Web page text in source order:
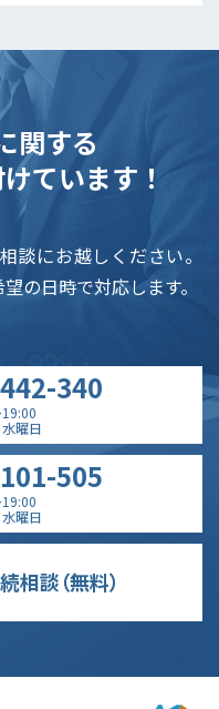
関する
ています！
談にお越しください。
の日時で対応します。
340
曜日
505
曜日
相談（無料）